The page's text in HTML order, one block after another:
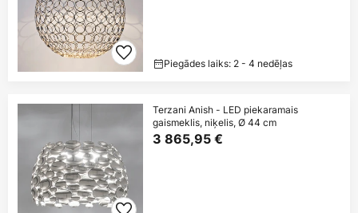
Piegādes laiks: 2 - 4 nedēļas
Terzani Anish - LED piekaramais
gaismeklis, niķelis, Ø 44 cm
3 865,95 €